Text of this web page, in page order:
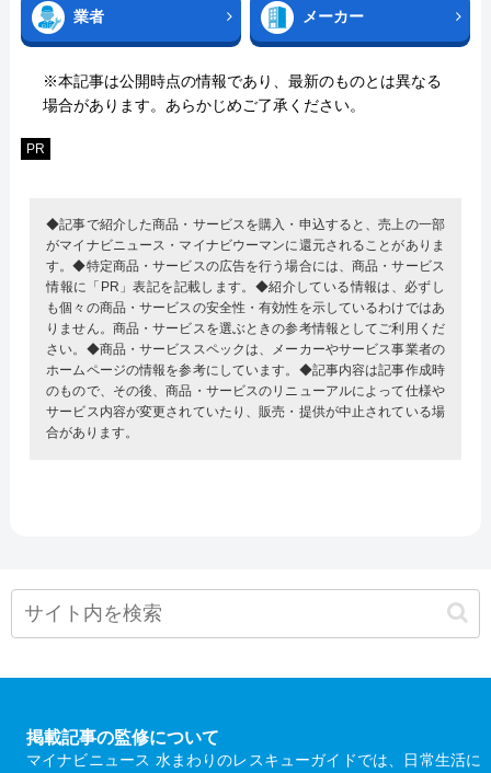
業者 メーカー
※本記事は公開時点の情報であり、最新のものとは異なる
場合があります。あらかじめご了承ください。
PR
◆記事で紹介した商品・サービスを購入・申込すると、売上の一部
がマイナビニュース・マイナビウーマンに還元されることがありま
す。◆特定商品・サービスの広告を行う場合には、商品・サービス
情報に「PR」表記を記載します。◆紹介している情報は、必ずし
も個々の商品・サービスの安全性・有効性を示しているわけではあ
りません。商品・サービスを選ぶときの参考情報としてご利用くだ
さい。◆商品・サービススペックは、メーカーやサービス事業者の
ホームページの情報を参考にしています。◆記事内容は記事作成時
のもので、その後、商品・サービスのリニューアルによって仕様や
サービス内容が変更されていたり、販売・提供が中止されている場
合があります。
掲載記事の監修について
マイナビニュース 水まわりのレスキューガイドでは、日常生活に